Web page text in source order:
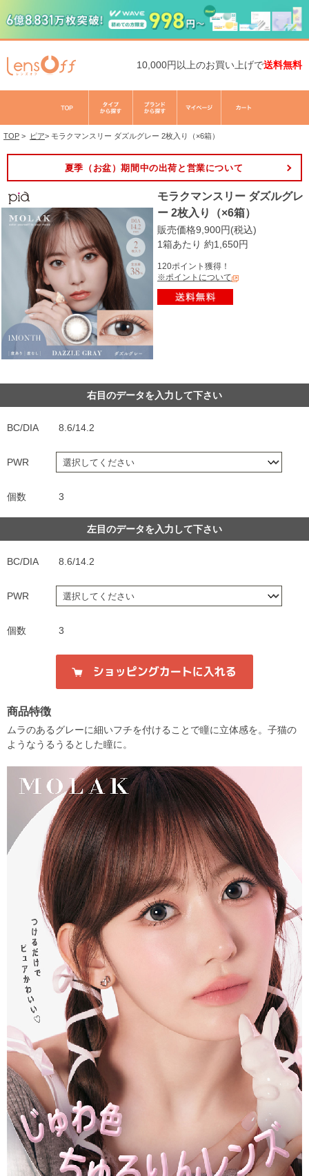
10,000円以上のお買い上げで送料無料
TOP > ピア> モラクマンスリー ダズルグレー 2枚入り（×6箱）
夏季（お盆）期間中の出荷と営業について
モラクマンスリー ダズルグレ
ー 2枚入り（×6箱）
販売価格9,900円(税込)
1箱あたり 約1,650円
120ポイント獲得！
※ポイントについて
右目のデータを入力して下さい
BC/DIA 8.6/14.2
PWR
個数 3
左目のデータを入力して下さい
BC/DIA 8.6/14.2
PWR
個数 3
商品特徴
ムラのあるグレーに細いフチを付けることで瞳に立体感を。子猫の
ようなうるうるとした瞳に。